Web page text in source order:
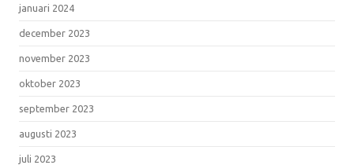
januari 2024
december 2023
november 2023
oktober 2023
september 2023
augusti 2023
juli 2023